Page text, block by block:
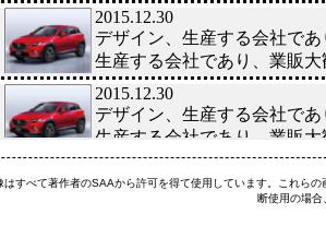
すべて著作者のSAAから許可を得て使用しています。これら
断使用の場合